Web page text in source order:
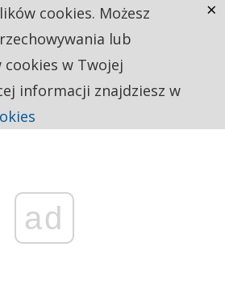
ad
cookies. Możesz
lub
w Twojej
informacji znajdziesz w
×